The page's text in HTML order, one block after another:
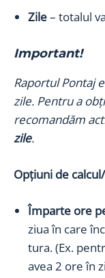
Zile– totalul
Important!
Raportul Pontaj
zile. Pentru a
recomandăm
zile.
Opțiuni de
Împarte ore
ziua în care
tura. (Ex.
avea 2 ore în